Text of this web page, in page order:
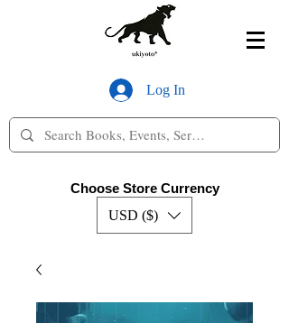
Log In
Choose Store Currency
USD ($)